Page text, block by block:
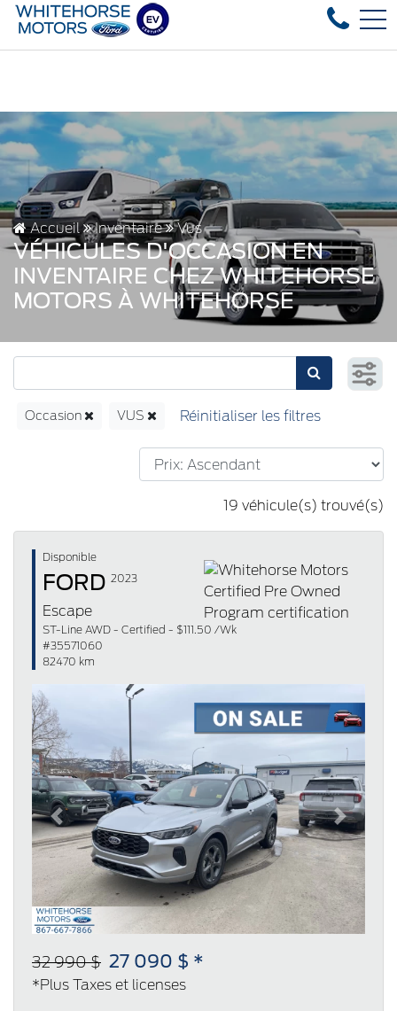
fast delivery! Text our after-sales service to 867-670-
4178 4th ave, Whitehorse, YT, CA Y1A 1J6
EN
Accueil Inventaire Vus
VÉHICULES D'OCCASION EN
INVENTAIRE CHEZ WHITEHORSE
MOTORS À WHITEHORSE
Occasion VUS
19 véhicule(s) trouvé(s)
Disponible
FORD 2023
Escape
ST-Line AWD - Certified - $111.50 /Wk
#35571060
82470 km
Previous Next
32 990 $ 27 090 $ *
*Plus Taxes et licenses